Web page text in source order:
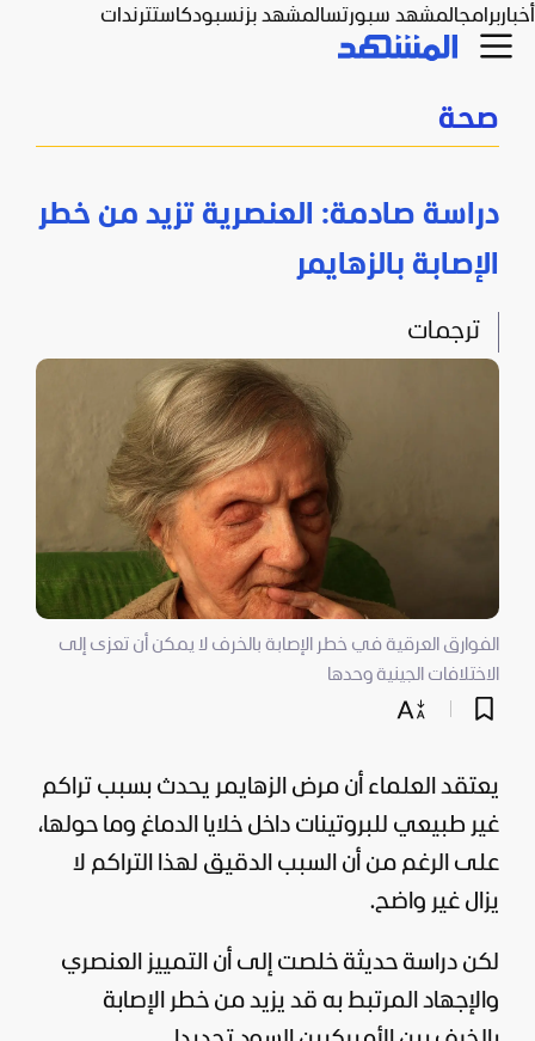
أخباربرامجالمشهد سبورتسالمشهد بزنسبودكاستترندات
صحة
دراسة صادمة: العنصرية تزيد من خطر
الإصابة بالزهايمر
ترجمات
الفوارق العرقية في خطر الإصابة بالخرف لا يمكن أن تعزى إلى
الاختلافات الجينية وحدها
يعتقد العلماء أن مرض الزهايمر يحدث بسبب تراكم
غير طبيعي للبروتينات داخل خلايا الدماغ وما حولها،
على الرغم من أن السبب الدقيق لهذا التراكم لا
يزال غير واضح.
لكن دراسة حديثة خلصت إلى أن التمييز العنصري
والإجهاد المرتبط به قد يزيد من خطر الإصابة